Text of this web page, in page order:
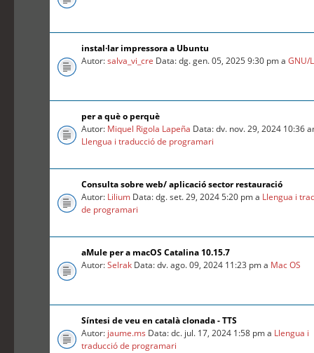
instal·lar impressora a Ubuntu
Autor:salva_vi_cre Data: dg. gen. 05, 2025 9:30 pm aGNU/
per a què o perquè
Autor: Miquel Rigola Lapeña Data: dv. nov. 29, 2024 10:36
Llengua i traducció de programari
Consulta sobre web/ aplicació sector restauració
Autor: Lilium Data: dg. set. 29, 2024 5:20 pm a Llengua i
de programari
aMule per a macOS Catalina 10.15.7
Autor:Selrak Data: dv. ago. 09, 2024 11:23 pm a Mac OS
Síntesi de veu en català clonada - TTS
Autor: jaume.ms Data: dc. jul. 17, 2024 1:58 pm a Llengua i
traducció de programari